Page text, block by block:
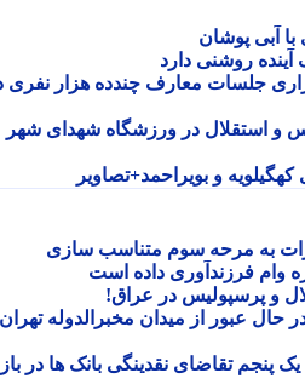
پوشان
روشنی دارد
جلسات معارف چندده هزار نفری در
استقلال در ورزشگاه شهدای شهر
و بویراحمد+تصاویر
به مرحه سوم متناسب سازی
پرسپولیس در عراق!
از میدان مخبرالدوله تهران؛
تقاضای نقدینگی بانک ها در بازار